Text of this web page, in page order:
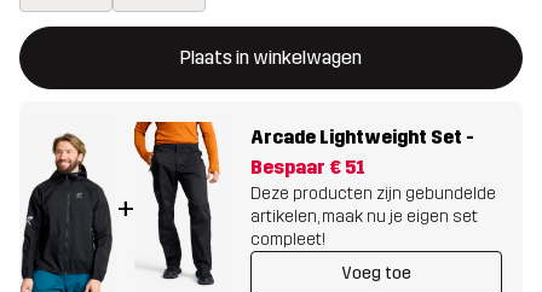
Plaats in winkelwagen
Deze knop opent een modal met de bevestiging van een
{{size}} niet beschikbaar
+
Arcade Lightweight Set -
Bespaar € 51
Deze producten zijn gebundelde
artikelen, maak nu je eigen set
compleet!
Voeg toe